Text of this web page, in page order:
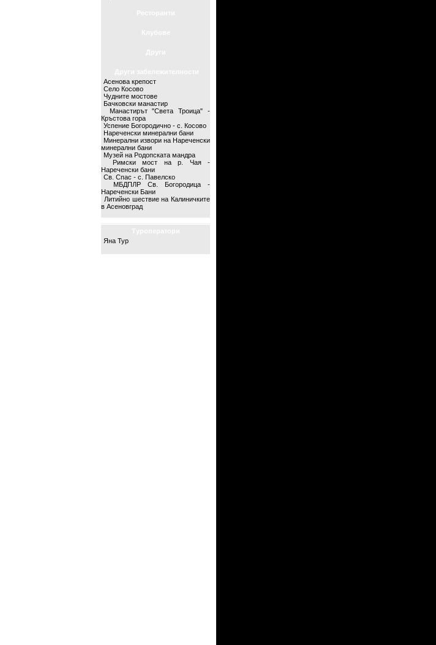
Асенова крепост
Село Косово
Чудните мостове
Бачковски манастир
Манастирът "Света Троица" -
Кръстова гора
Успение Богородично - с. Косово
Нареченски минерални бани
Минерални извори на Нареченски
минерални бани
Музей на Родопската мандра
Римски мост на р. Чая -
Нареченски бани
Св. Спас - с. Павелско
МБДПЛР Св. Богородица -
Нареченски Бани
Литийно шествие на Калиничките
в Асеновград
Яна Тур